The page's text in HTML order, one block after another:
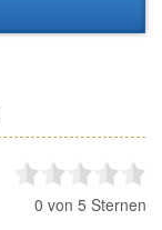
0 von 5 Sternen